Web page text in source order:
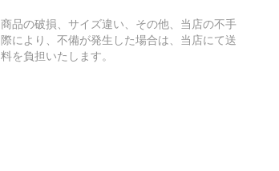
商品の破損、サイズ違い、その他、当店の不手
際により、不備が発生した場合は、当店にて送
料を負担いたします。